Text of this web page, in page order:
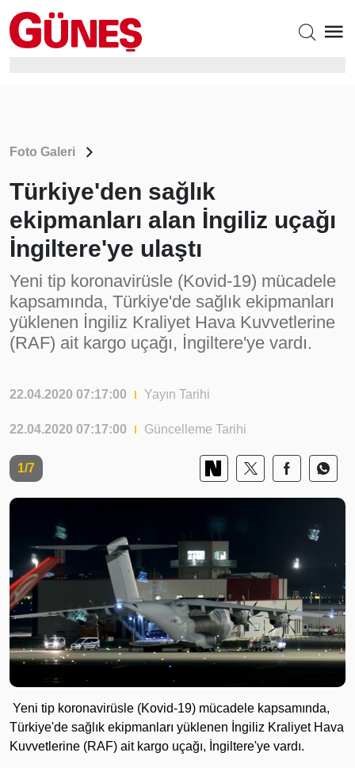
Foto Galeri
Türkiye'den sağlık
ekipmanları alan İngiliz uçağı
İngiltere'ye ulaştı
Yeni tip koronavirüsle (Kovid-19) mücadele
kapsamında, Türkiye'de sağlık ekipmanları
yüklenen İngiliz Kraliyet Hava Kuvvetlerine
(RAF) ait kargo uçağı, İngiltere'ye vardı.
22.04.2020 07:17:00 Yayın Tarihi
22.04.2020 07:17:00 Güncelleme Tarihi
1/7
Yeni tip koronavirüsle (Kovid-19) mücadele kapsamında,
Türkiye'de sağlık ekipmanları yüklenen İngiliz Kraliyet Hava
Kuvvetlerine (RAF) ait kargo uçağı, İngiltere'ye vardı.